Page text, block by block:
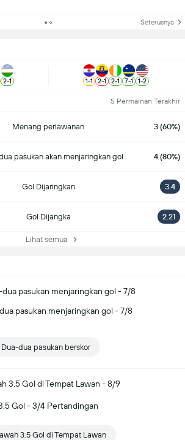
Seterusnya
2-1 1-1 2-1 2-1 7-1 1-2
5 Permainan Terakhir
Menang perlawanan 3 (60%)
pasukan akan menjaringkan gol 4 (80%)
Gol Dijaringkan 3.4
Gol Dijangka 2.21
Lihat semua
dua pasukan menjaringkan gol - 7/8
pasukan menjaringkan gol - 7/8
Dua-dua pasukan berskor
3.5 Gol di Tempat Lawan - 8/9
Gol - 3/4 Pertandingan
3.5 Gol di Tempat Lawan